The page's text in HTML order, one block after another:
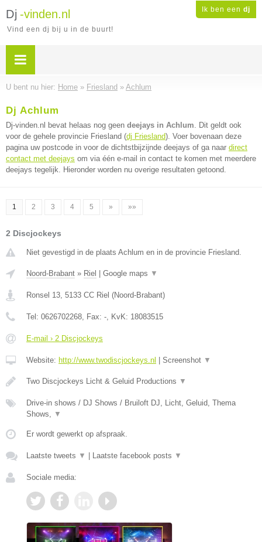
Ik ben een dj
Dj -vinden.nl
Vind een dj bij u in de buurt!
U bent nu hier: Home » Friesland » Achlum
Dj Achlum
Dj-vinden.nl bevat helaas nog geen deejays in Achlum. Dit geldt ook
voor de gehele provincie Friesland (dj Friesland). Voer bovenaan deze
pagina uw postcode in voor de dichtstbijzijnde deejays of ga naar direct
contact met deejays om via één e-mail in contact te komen met meerdere
deejays tegelijk. Hieronder worden nu overige resultaten getoond.
1 2 3 4 5 » »»
2 Discjockeys
Niet gevestigd in de plaats Achlum en in de provincie Friesland.
Noord-Brabant » Riel Google maps ▼
Ronsel 13, 5133 CC Riel (Noord-Brabant)
Tel: 0626702268, Fax: -, KvK: 18083515
E-mail › 2 Discjockeys
Website: http://www.twodiscjockeys.nl Screenshot ▼
Two Discjockeys Licht & Geluid Productions ▼
Drive-in shows / DJ Shows / Bruiloft DJ, Licht, Geluid, Thema
Shows, ▼
Er wordt gewerkt op afspraak.
Laatste tweets ▼ Laatste facebook posts ▼
Sociale media: